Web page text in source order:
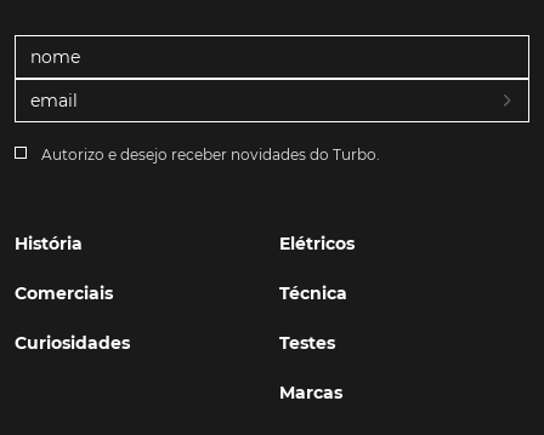
Autorizo e desejo receber novidades do Turbo.
História
Comerciais
Curiosidades
Elétricos
Técnica
Testes
Marcas